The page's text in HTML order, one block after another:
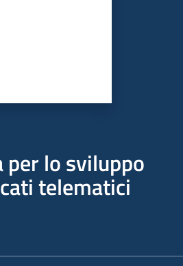
per lo sviluppo
telematici